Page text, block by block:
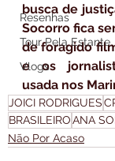
Resenhas
Tour Pela Estante
Vlogs
busca de
Socorro fica
de foragido
e os
usada nos
JOICI RODRIGUES
BRASILEIROANA
Não Por Acaso